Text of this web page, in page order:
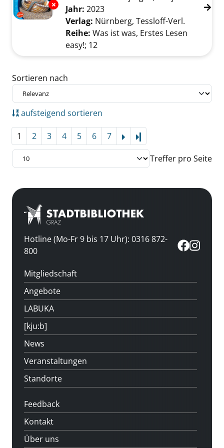
Exemplar-Details von Echt schlaue Tiere
Jahr: 2023
Verlag: Nürnberg, Tessloff-Verl.
Reihe: Was ist was, Erstes Lesen
easy!; 12
Zu den Suchfiltern springen
Sortieren nach
aufsteigend sortieren
1 2 3 4 5 6 7
Treffer pro Seite
Hotline (Mo-Fr 9 bis 17 Uhr): 0316 872-
800
Mitgliedschaft
Angebote
LABUKA
[kju:b]
News
Veranstaltungen
Standorte
Feedback
Kontakt
Über uns